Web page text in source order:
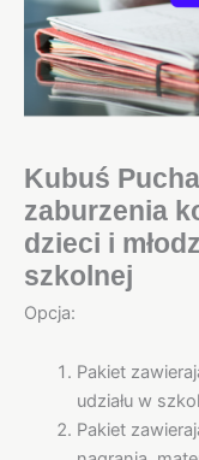
Kubuś
zaburzenia
dzieci i
szkolnej
Opcja:
Pakiet
udziału w
Pakiet